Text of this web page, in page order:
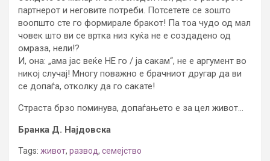
партнерот и неговите потреби. Потсетете се зошто
воопшто сте го формирале бракот! Па тоа чудо од мал
човек што ви се вртка низ куќа не е создадено од
омраза, нели!?
И, она: „ама јас веќе НЕ го / ја сакам“, не е аргумент во
никој случај! Многу поважно е брачниот другар да ви
се допаѓа, отколку да го сакате!
Страста брзо поминува, допаѓањето е за цел живот…
Бранка Д. Најдовска
Tags: живот, развод, семејство